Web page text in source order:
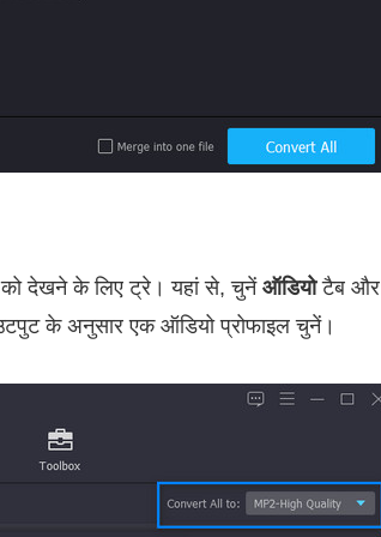
देखने के लिए ट्रे। यहां से, चुनें ऑडियोटैब और
के अनुसार एक ऑडियो प्रोफाइल चुनें।